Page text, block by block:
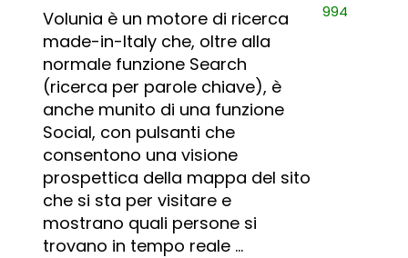
Volunia è un motore di ricerca
made-in-Italy che, oltre alla
normale funzione Search
(ricerca per parole chiave), è
anche munito di una funzione
Social, con pulsanti che
consentono una visione
prospettica della mappa del sito
che si sta per visitare e
mostrano quali persone si
trovano in tempo reale ...
994